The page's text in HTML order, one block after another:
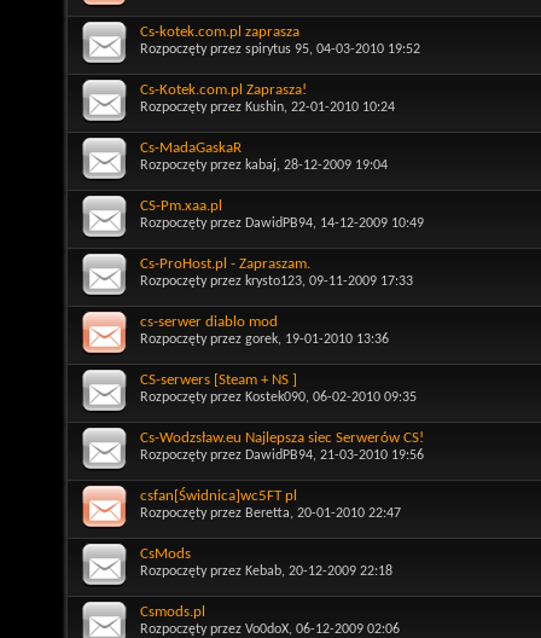
Cs-kotek.com.pl zaprasza
Rozpoczęty przez spirytus 95, 04-03-2010 19:52
Cs-Kotek.com.pl Zaprasza!
Rozpoczęty przez Kushin, 22-01-2010 10:24
Cs-MadaGaskaR
Rozpoczęty przez kabaj, 28-12-2009 19:04
CS-Pm.xaa.pl
Rozpoczęty przez DawidPB94, 14-12-2009 10:49
Cs-ProHost.pl - Zapraszam.
Rozpoczęty przez krysto123, 09-11-2009 17:33
cs-serwer diablo mod
Rozpoczęty przez gorek, 19-01-2010 13:36
CS-serwers [Steam + NS ]
Rozpoczęty przez Kostek090, 06-02-2010 09:35
Cs-Wodzsław.eu Najlepsza siec Serwerów CS!
Rozpoczęty przez DawidPB94, 21-03-2010 19:56
csfan[Świdnica]wc5FT pl
Rozpoczęty przez Beretta, 20-01-2010 22:47
CsMods
Rozpoczęty przez Kebab, 20-12-2009 22:18
Csmods.pl
Rozpoczęty przez Vo0doX, 06-12-2009 02:06